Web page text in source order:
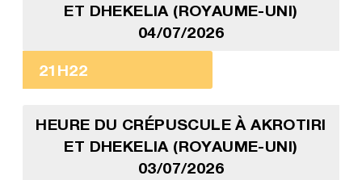
ET DHEKELIA (ROYAUME-UNI)
04/07/2026
21H22
HEURE DU CRÉPUSCULE À AKROTIRI
ET DHEKELIA (ROYAUME-UNI)
03/07/2026